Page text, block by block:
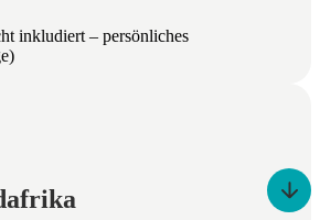
inkludiert – persönliches